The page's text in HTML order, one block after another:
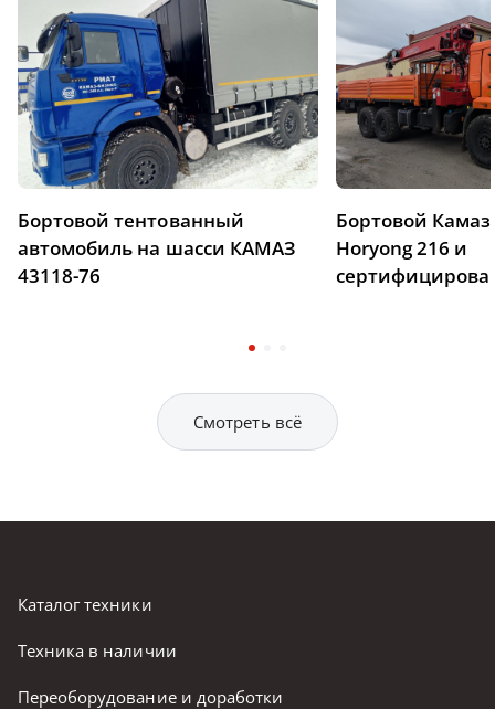
Бортовой тентованный
автомобиль на шасси КАМАЗ
43118-76
Бортовой
Horyong 216 и
Смотреть всё
Каталог техники
Техника в наличии
Переоборудование и доработки